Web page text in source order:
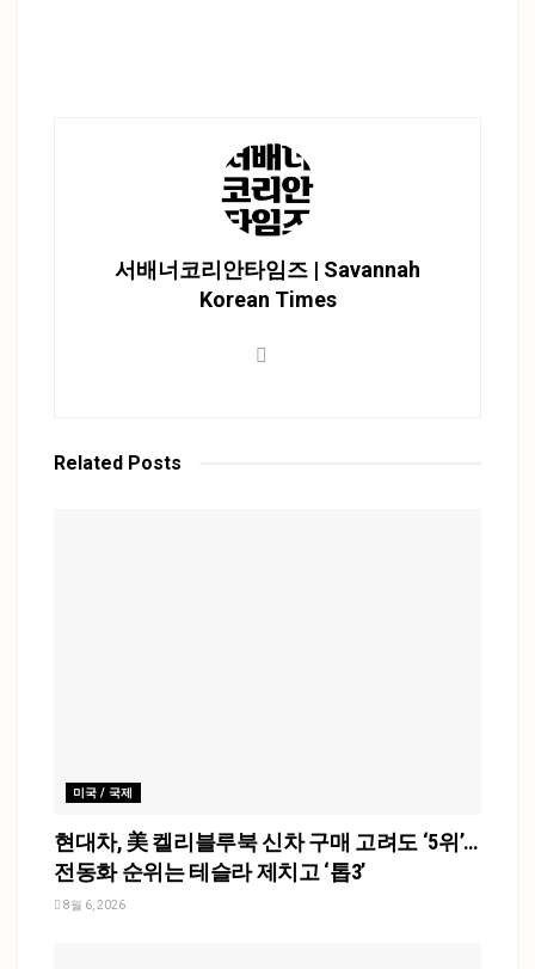
서배너코리안타임즈 | Savannah
Korean Times
Related Posts
미국 / 국제
현대차, 美 켈리블루북 신차 구매 고려도 ‘5위’…
전동화 순위는 테슬라 제치고 ‘톱3’
8월 6, 2026